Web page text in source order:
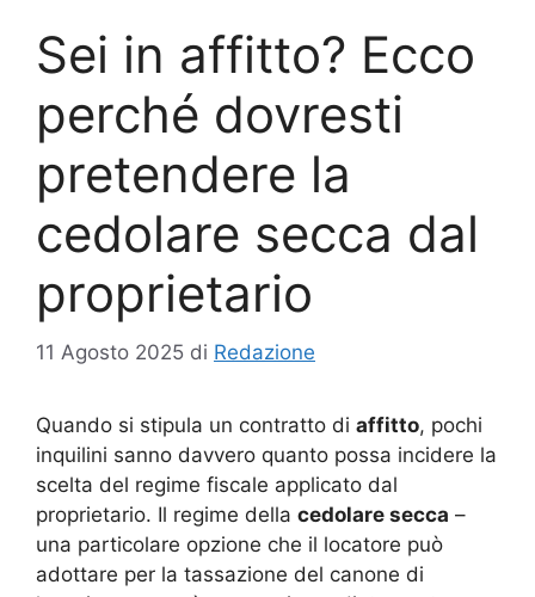
Sei in affitto? Ecco
perché dovresti
pretendere la
cedolare secca dal
proprietario
11 Agosto 2025 di Redazione
Quando si stipula un contratto di affitto, pochi
inquilini sanno davvero quanto possa incidere la
scelta del regime fiscale applicato dal
proprietario. Il regime della cedolare secca –
una particolare opzione che il locatore può
adottare per la tassazione del canone di